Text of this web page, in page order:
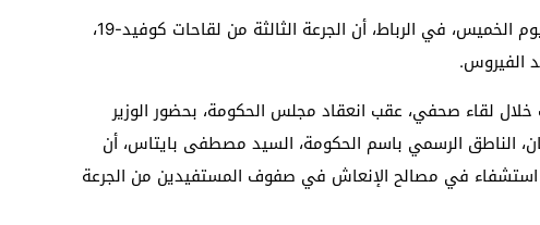
أكد وزير الصحة، خالد آيت الطالب، اليوم الخميس، في الرباط، أن الجرعة الثالثة من لقاحات كوفيد-19،
الفيروس.
لقاء صحفي، عقب انعقاد مجلس الحكومة، بحضور الوزير
الناطق الرسمي باسم الحكومة، السيد مصطفى بايتاس، أن
استشفاء في مصالح الإنعاش في صفوف المستفيدين من الجرعة